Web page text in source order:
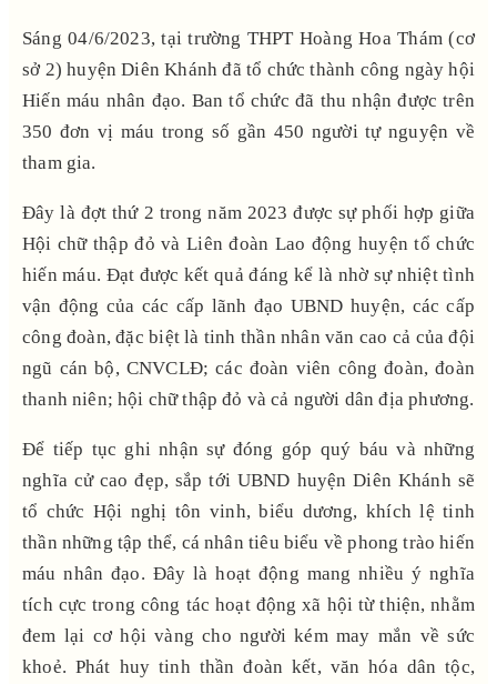
Sáng 04/6/2023, tại trường THPT Hoàng Hoa Thám (cơ
sở 2) huyện Diên Khánh đã tổ chức thành công ngày hội
Hiến máu nhân đạo. Ban tổ chức đã thu nhận được trên
350 đơn vị máu trong số gần 450 người tự nguyện về
tham gia.
Đây là đợt thứ 2 trong năm 2023 được sự phối hợp giữa
Hội chữ thập đỏ và Liên đoàn Lao động huyện tổ chức
hiến máu. Đạt được kết quả đáng kể là nhờ sự nhiệt tình
vận động của các cấp lãnh đạo UBND huyện, các cấp
công đoàn, đặc biệt là tinh thần nhân văn cao cả của đội
ngũ cán bộ, CNVCLĐ; các đoàn viên công đoàn, đoàn
thanh niên; hội chữ thập đỏ và cả người dân địa phương.
Để tiếp tục ghi nhận sự đóng góp quý báu và những
nghĩa cử cao đẹp, sắp tới UBND huyện Diên Khánh sẽ
tổ chức Hội nghị tôn vinh, biểu dương, khích lệ tinh
thần những tập thể, cá nhân tiêu biểu về phong trào hiến
máu nhân đạo. Đây là hoạt động mang nhiều ý nghĩa
tích cực trong công tác hoạt động xã hội từ thiện, nhằm
đem lại cơ hội vàng cho người kém may mắn về sức
khoẻ. Phát huy tinh thần đoàn kết, văn hóa dân tộc,